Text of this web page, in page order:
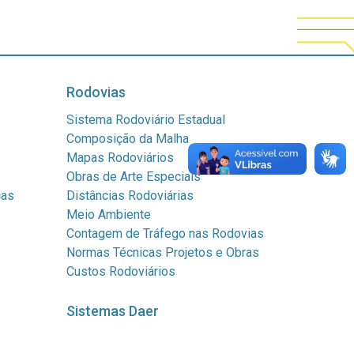
Rodovias
Sistema Rodoviário Estadual
Composição da Malha
Mapas Rodoviários
Obras de Arte Especiais
Distâncias Rodoviárias
Meio Ambiente
Contagem de Tráfego nas Rodovias
Normas Técnicas Projetos e Obras
Custos Rodoviários
Sistemas Daer